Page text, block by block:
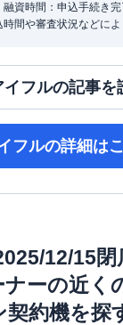
資時間：申込手続き
間や審査状況などによ
イフルの記事を
フルの詳細は
12/15
ナーの近く
契約機を探